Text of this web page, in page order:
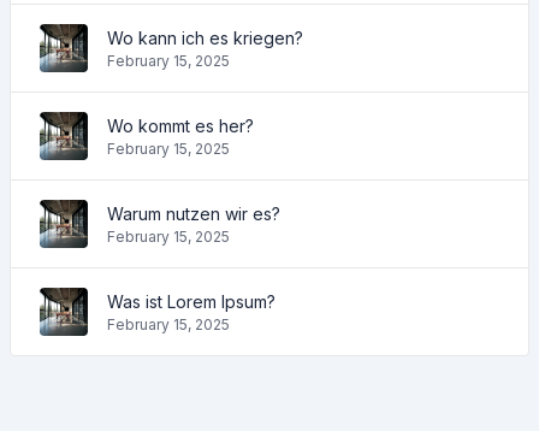
Wo kann ich es kriegen?
February 15, 2025
Wo kommt es her?
February 15, 2025
Warum nutzen wir es?
February 15, 2025
Was ist Lorem Ipsum?
February 15, 2025